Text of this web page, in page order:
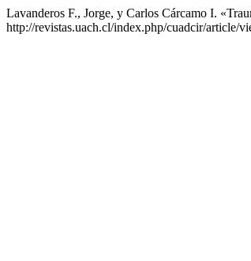
Lavanderos F., Jorge, y Carlos Cárcamo I.
http://revistas.uach.cl/index.php/cuadcir/article/